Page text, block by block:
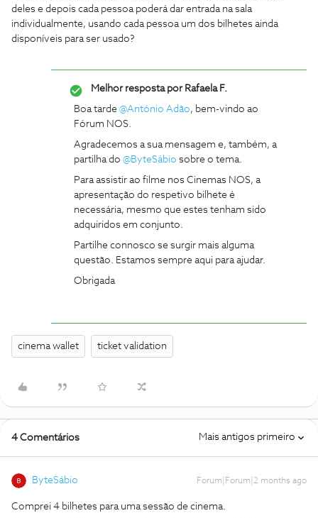
deles e depois cada pessoa poderá dar entrada na sala
individualmente, usando cada pessoa um dos bilhetes ainda
disponíveis para ser usado?
Melhor resposta porRafaela F.
Boa tarde ​ @António Adão, bem-vindo ao
Fórum NOS.
Agradecemos a sua mensagem e, também, a
partilha do ​ @ByteSábio sobre o tema.
Para assistir ao filme nos Cinemas NOS, a
apresentação do respetivo bilhete é
necessária, mesmo que estes tenham sido
adquiridos em conjunto.
Partilhe connosco se surgir mais alguma
questão. Estamos sempre aqui para ajudar.
Obrigada
cinema wallet ticket validation
4 Comentários Mais antigos primeiro
ByteSábio Forum|Forum|2 months ago
Comprei 4 bilhetes para uma sessão de cinema.